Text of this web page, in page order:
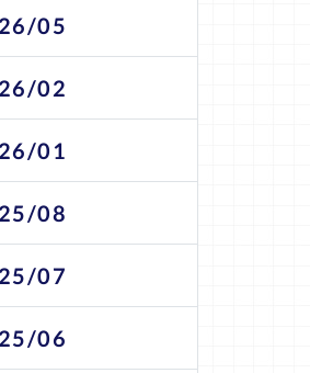
05
02
01
08
07
06